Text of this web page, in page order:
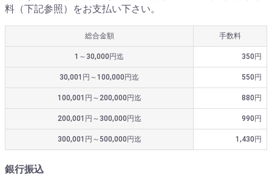
料（下記参照）をお支払い下さい。
総合金額 手数料
1～30,000円迄 350円
30,001円～100,000円迄 550円
100,001円～200,000円迄 880円
200,001円～300,000円迄 990円
300,001円～500,000円迄 1,430円
銀行振込